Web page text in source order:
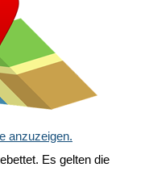
anzuzeigen.
Es gelten die